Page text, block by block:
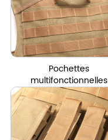
Pochettes
multifonctionnelles